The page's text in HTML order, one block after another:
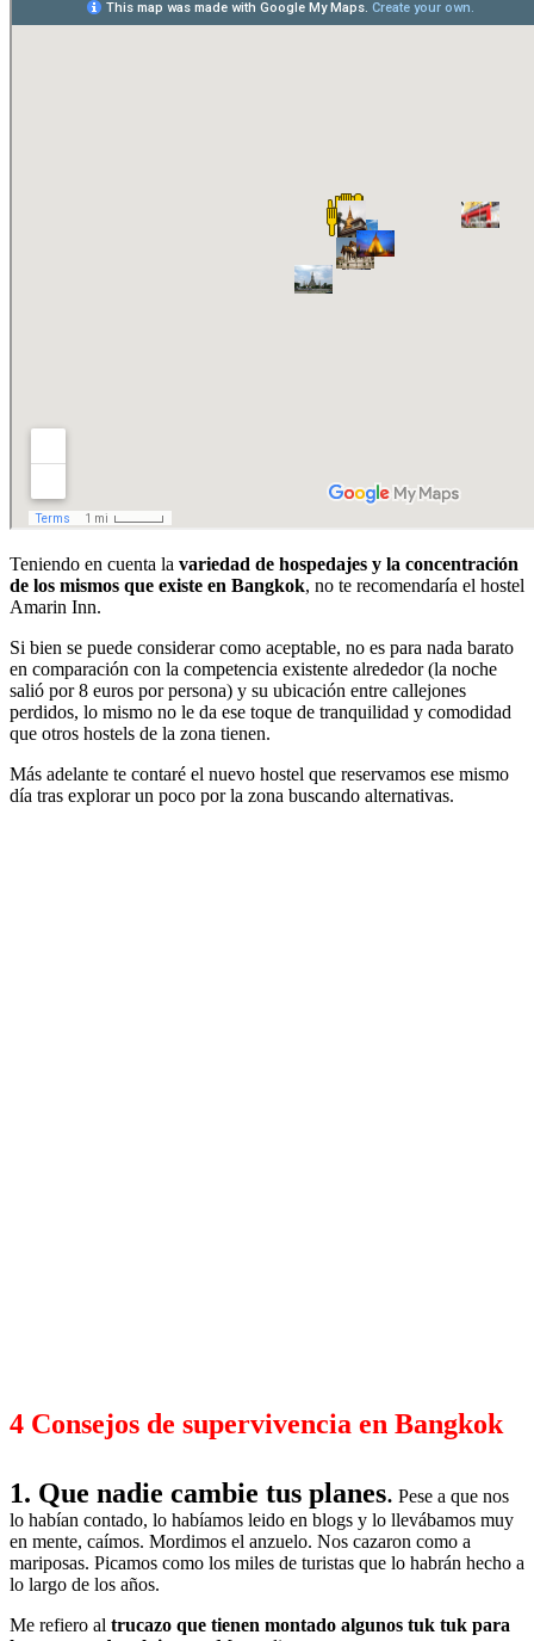
Teniendo en cuenta la variedad de hospedajes y la concentración
de los mismos que existe en Bangkok, no te recomendaría el hostel
Amarin Inn.
Si bien se puede considerar como aceptable, no es para nada barato
en comparación con la competencia existente alrededor (la noche
salió por 8 euros por persona) y su ubicación entre callejones
perdidos, lo mismo no le da ese toque de tranquilidad y comodidad
que otros hostels de la zona tienen.
Más adelante te contaré el nuevo hostel que reservamos ese mismo
día tras explorar un poco por la zona buscando alternativas.
4 Consejos de supervivencia en Bangkok
1. Que nadie cambie tus planes. Pese a que nos
lo habían contado, lo habíamos leido en blogs y lo llevábamos muy
en mente, caímos. Mordimos el anzuelo. Nos cazaron como a
mariposas. Picamos como los miles de turistas que lo habrán hecho a
lo largo de los años.
Me refiero al trucazo que tienen montado algunos tuk tuk para